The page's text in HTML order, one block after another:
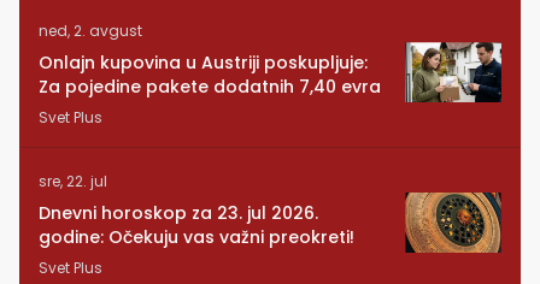
ned, 2. avgust
Onlajn kupovina u Austriji poskupljuje:
Za pojedine pakete dodatnih 7,40 evra
Svet Plus
sre, 22. jul
Dnevni horoskop za 23. jul 2026.
godine: Očekuju vas važni preokreti!
Svet Plus